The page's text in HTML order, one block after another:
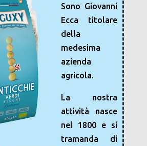
Sono Giovanni
Ecca titolare
della
medesima
azienda
agricola.
La nostra
attività nasce
nel 1800 e si
tramanda di